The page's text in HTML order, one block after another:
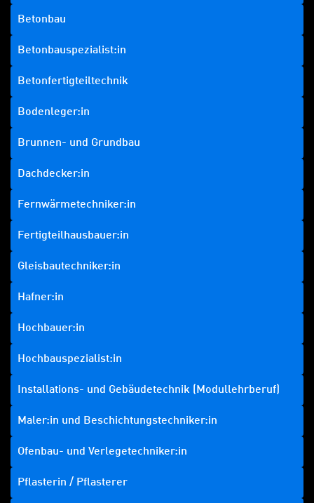
Betonbau
Betonbauspezialist:in
Betonfertigteiltechnik
Bodenleger:in
Brunnen- und Grundbau
Dachdecker:in
Fernwärmetechniker:in
Fertigteilhausbauer:in
Gleisbautechniker:in
Hafner:in
Hochbauer:in
Hochbauspezialist:in
Installations- und Gebäudetechnik (Modullehrberuf)
Maler:in und Beschichtungstechniker:in
Ofenbau- und Verlegetechniker:in
Pflasterin / Pflasterer